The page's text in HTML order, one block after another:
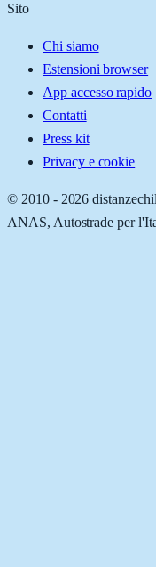
Sito
Chi siamo
Estensioni browser
App accesso rapido
Contatti
Press kit
Privacy e cookie
© 2010 - 2026
ANAS, Autostrade per